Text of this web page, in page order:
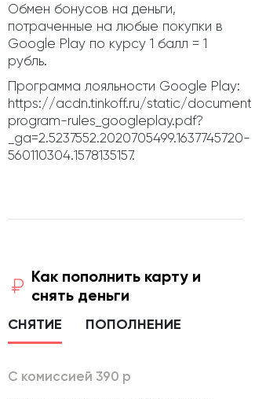
Обмен бонусов на деньги,
потраченные на любые покупки в
Google Play по курсу 1 балл = 1
рубль.
Программа лояльности Google Play:
https://acdn.tinkoff.ru/static/
program-rules_googleplay.pdf?
_ga=2.5237552.2020705499.1637745720-
560110304.1578135157.
Как пополнить карту и
снять деньги
СНЯТИЕ ПОПОЛНЕНИЕ
С комиссией 390 р